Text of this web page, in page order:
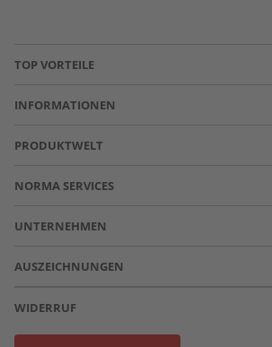
TOP VORTEILE
INFORMATIONEN
PRODUKTWELT
NORMA SERVICES
UNTERNEHMEN
AUSZEICHNUNGEN
WIDERRUF